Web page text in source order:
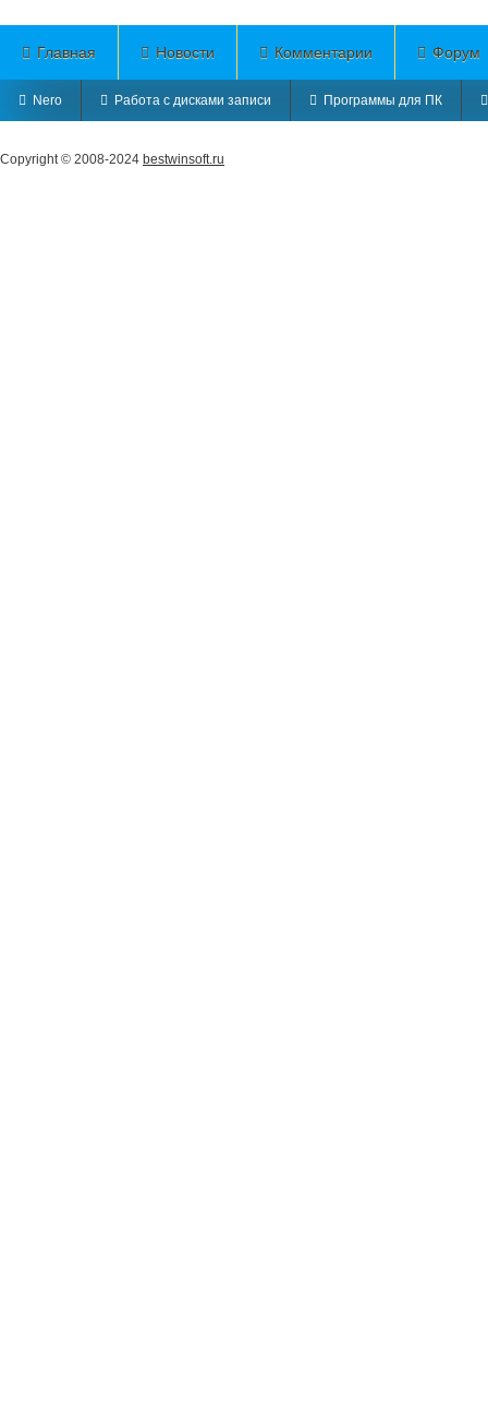
Главная Новости Комментарии Форум
Nero Работа с дисками записи Программы для ПК
Copyright © 2008-2024 bestwinsoft.ru